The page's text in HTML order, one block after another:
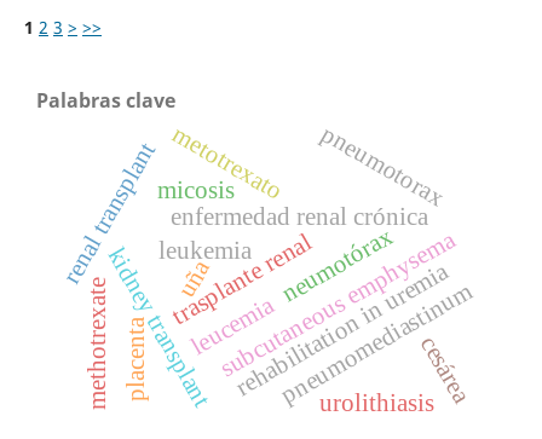
1 2 3 > >>
Palabras clave
trasplante renal
enfermedad renal crónica
kidney transplant
renal transplant
rehabilitation in uremia
neumotórax
subcutaneous emphysema
pneumotorax
pneumomediastinum
metotrexato
leucemia
methotrexate
leukemia
urolithiasis
micosis
uña
placenta cesárea